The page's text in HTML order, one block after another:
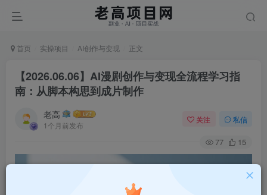
首页 实操项目 AI创作与变现 正文
【2026.06.06】AI漫剧创作与变现全流程学习指
南：从脚本构思到成片制作
老高
1个月前发布
关注 私信
77 15